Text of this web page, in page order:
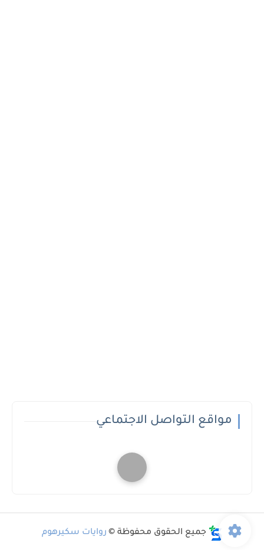
مواقع التواصل الاجتماعي
جميع الحقوق محفوظة © روايات سكيرهوم